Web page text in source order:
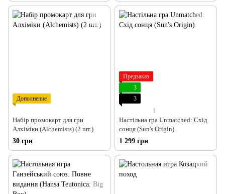
Дополнение
Набір промокарт для гри
Алхіміки (Alchemists) (2 шт.)
30 грн
Предзаказ
3
3
1
Настільна гра Unmatched: Схід
сонця (Sun's Origin)
1 299 грн